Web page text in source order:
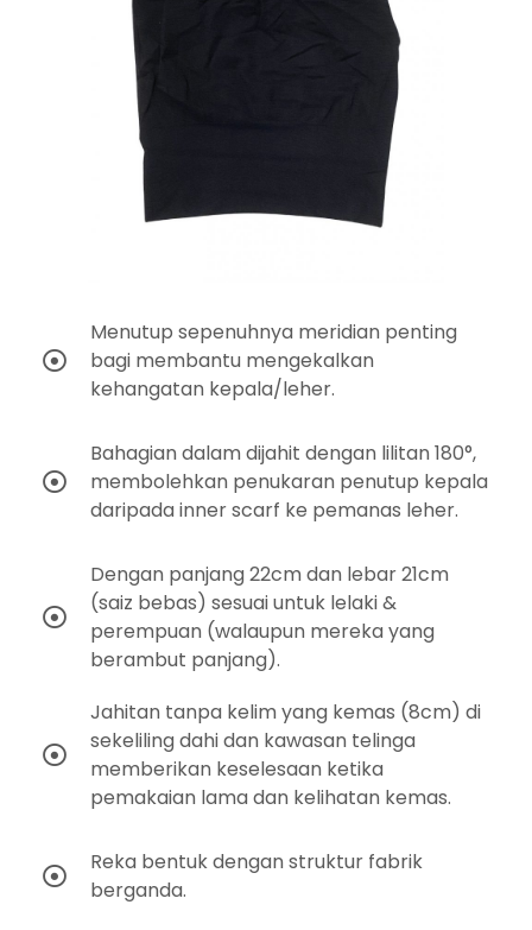
Menutup sepenuhnya meridian penting
bagi membantu mengekalkan
kehangatan kepala/leher.
Bahagian dalam dijahit dengan lilitan 180°,
membolehkan penukaran penutup kepala
daripada inner scarf ke pemanas leher.
Dengan panjang 22cm dan lebar 21cm
(saiz bebas) sesuai untuk lelaki &
perempuan (walaupun mereka yang
berambut panjang).
Jahitan tanpa kelim yang kemas (8cm) di
sekeliling dahi dan kawasan telinga
memberikan keselesaan ketika
pemakaian lama dan kelihatan kemas.
Reka bentuk dengan struktur fabrik
berganda.